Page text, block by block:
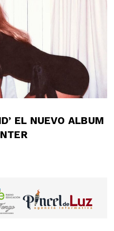
EL NUEVO ALBUM